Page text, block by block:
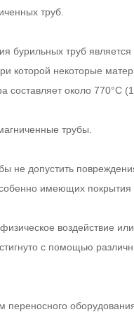
труб.
труб
которой некоторые
составляет около 770°C
трубы.
не допустить
имеющих покрытия
воздействие
с помощью
переносного